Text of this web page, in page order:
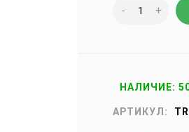
- +
НАЛИЧИЕ:
АРТИКУЛ: